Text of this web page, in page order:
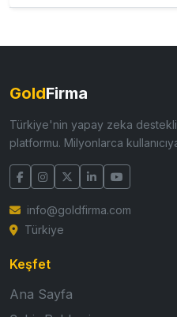
GoldFirma
Türkiye'nin yapay zeka
platformu. Milyonlarca
info@goldfirma.com
Türkiye
Keşfet
Ana Sayfa